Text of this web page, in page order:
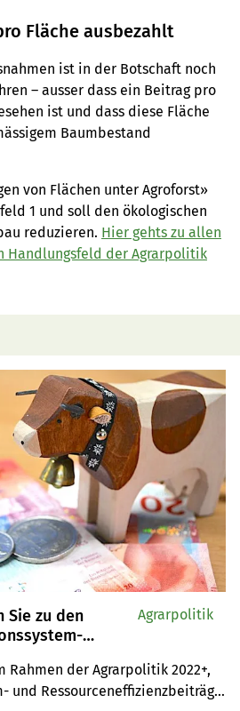
Fläche ausbezahlt
ist in der Botschaft noch
– ausser dass ein Beitrag pro
ist und dass diese Fläche
Baumbestand
von Flächen unter Agroforst»
1 und soll den ökologischen
reduzieren. Hier gehts zu allen
Handlungsfeld der Agrarpolitik
Sie zu den
Rahmen der Agrarpolitik 2022+,
und Ressourceneffizienzbeiträge
Agrarpolitik